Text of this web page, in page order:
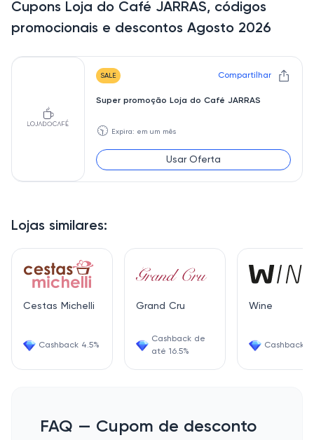
Lojas similares:
Cestas Michelli
Cashback 4.5%
Grand Cru
Cashback de
até 16.5%
Wine
Cashback
Cupons Loja do Café JARRAS, códigos
promocionais e descontos Agosto 2026
SALE Compartilhar
Super promoção Loja do Café JARRAS
🕥 Expira: em um mês
Usar Oferta
FAQ — Cupom de desconto